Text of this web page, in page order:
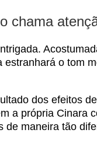
chama
o tom
dos efeitos
a própria Cinara
de maneira tão